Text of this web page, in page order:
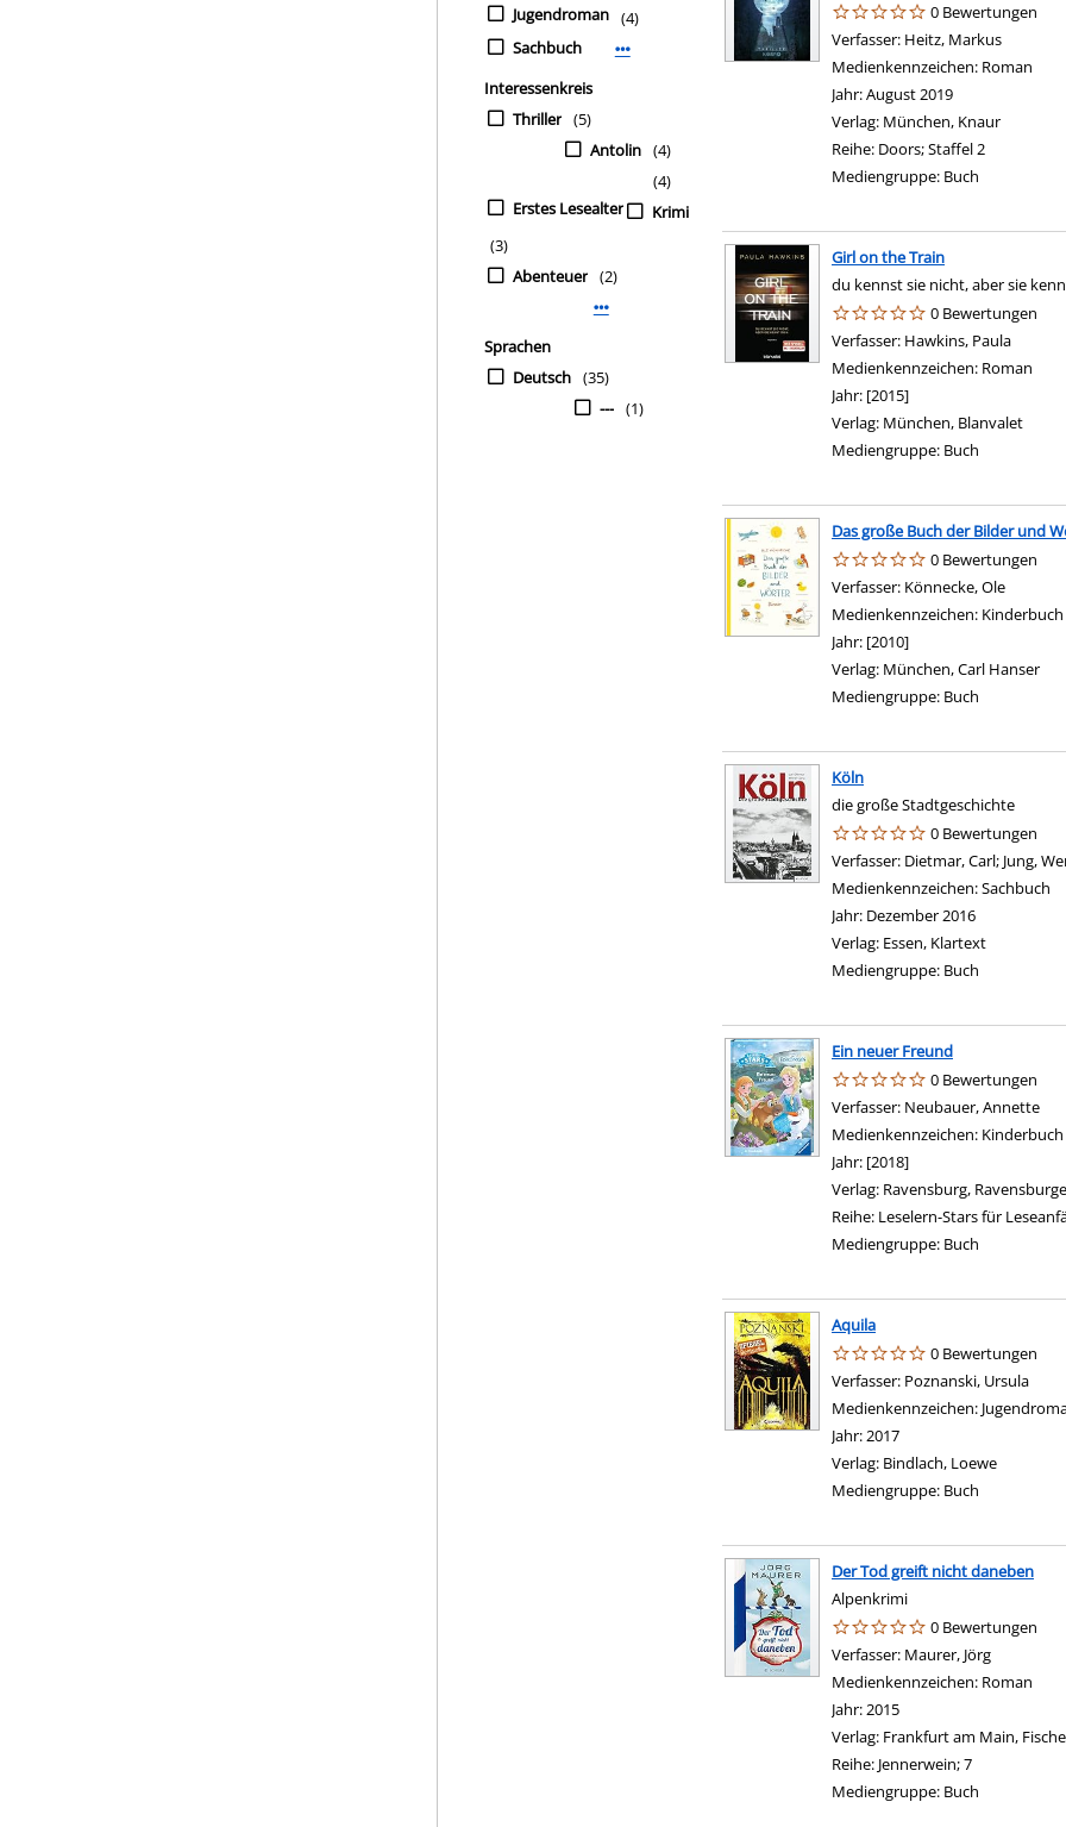
Jugendroman
Sachbuch
(4)
Mehr Medienkennzeichen-Filter anzeigen
Interessenkreis
Thriller (5)
Antolin (4)
Erstes Lesealter
(4)
Krimi
(3)
Abenteuer (2)
Mehr Interessenkreis-Filter anzeigen
Sprachen
Deutsch (35)
--- (1)
0 Bewertungen
Verfasser: Heitz, Markus
Medienkennzeichen: Roman
Jahr:August 2019
Verlag: München, Knaur
Reihe: Doors; Staffel 2
Mediengruppe: Buch
Girl on the Train
du kennst sie nicht, aber sie
0 Bewertungen
Verfasser: Hawkins, Paula
Medienkennzeichen: Roman
Jahr: [2015]
Verlag: München, Blanvalet
Mediengruppe: Buch
Das große Buch der Bilder und
0 Bewertungen
Verfasser: Könnecke, Ole
Medienkennzeichen: Kinderbuch
Jahr: [2010]
Verlag: München, Carl Hanser
Mediengruppe: Buch
Köln
die große Stadtgeschichte
0 Bewertungen
Verfasser: Dietmar, Carl; Jung,
Medienkennzeichen:Sachbuch
Jahr: Dezember 2016
Verlag: Essen, Klartext
Mediengruppe: Buch
Ein neuer Freund
0 Bewertungen
Verfasser: Neubauer, Annette
Medienkennzeichen: Kinderbuch
Jahr: [2018]
Verlag: Ravensburg,
Reihe: Leselern-Stars für
Mediengruppe: Buch
Aquila
0 Bewertungen
Verfasser: Poznanski, Ursula
Medienkennzeichen:
Jahr:2017
Verlag: Bindlach, Loewe
Mediengruppe: Buch
Der Tod greift nicht daneben
Alpenkrimi
0 Bewertungen
Verfasser: Maurer, Jörg
Medienkennzeichen: Roman
Jahr:2015
Verlag: Frankfurt am Main,
Reihe: Jennerwein; 7
Mediengruppe: Buch